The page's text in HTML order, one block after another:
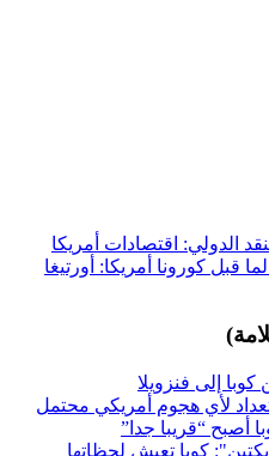
الدولي: اقتصادات أمريكا
قبل كورونا أمريكا: أورتيغا
إلى فنزويلا
لأي هجوم أمريكي محتمل
أصبح “قريبا جدا”
كوبا تعيش لحظاتها